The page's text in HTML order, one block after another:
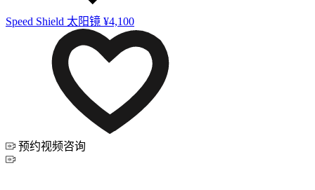
Speed Shield 太阳镜 ¥4,100
预约视频咨询